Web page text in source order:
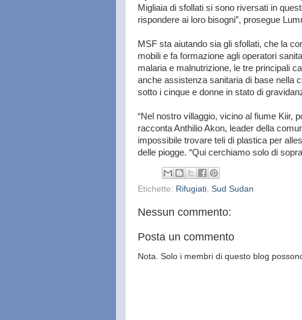
Migliaia di sfollati si sono riversati in
rispondere ai loro bisogni”, prosegue
MSF sta aiutando sia gli sfollati, che la
mobili e fa formazione agli operatori
malaria e malnutrizione, le tre principali
anche assistenza sanitaria di base nella
sotto i cinque e donne in stato di
“Nel nostro villaggio, vicino al fiume Kiir,
racconta Anthilio Akon, leader della
impossibile trovare teli di plastica per
delle piogge. “Qui cerchiamo solo di
Etichette: Rifugiati Sud Sudan
Nessun commento:
Posta un commento
Nota. Solo i membri di questo blog